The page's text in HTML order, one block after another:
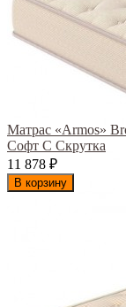
Матрас «Armos»
Софт С Скрутка
11 878 ₽
В корзину